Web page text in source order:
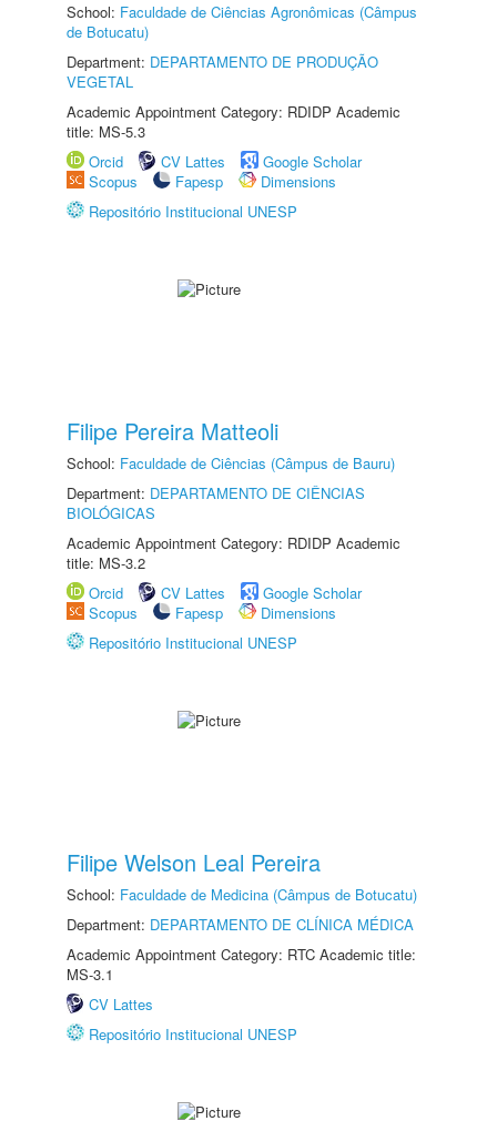
School: Faculdade de Ciências Agronômicas (Câmpus
de Botucatu)
Department: DEPARTAMENTO DE PRODUÇÃO
VEGETAL
Academic Appointment Category: RDIDP Academic
title: MS-5.3
Orcid
CV Lattes
Google Scholar
Scopus
Fapesp
Dimensions
Repositório Institucional UNESP
Filipe Pereira Matteoli
School: Faculdade de Ciências (Câmpus de Bauru)
Department: DEPARTAMENTO DE CIÊNCIAS
BIOLÓGICAS
Academic Appointment Category: RDIDP Academic
title: MS-3.2
Orcid
CV Lattes
Google Scholar
Scopus
Fapesp
Dimensions
Repositório Institucional UNESP
Filipe Welson Leal Pereira
School: Faculdade de Medicina (Câmpus de Botucatu)
Department: DEPARTAMENTO DE CLÍNICA MÉDICA
Academic Appointment Category: RTC Academic title:
MS-3.1
CV Lattes
Repositório Institucional UNESP